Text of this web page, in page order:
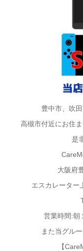
豊中市、吹
高槻市付近にお住
是
大阪府
エスカレーター
営業時間:朝
また当グル
【